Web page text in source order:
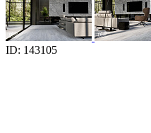
ID: 143105